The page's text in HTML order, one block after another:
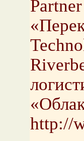
http://